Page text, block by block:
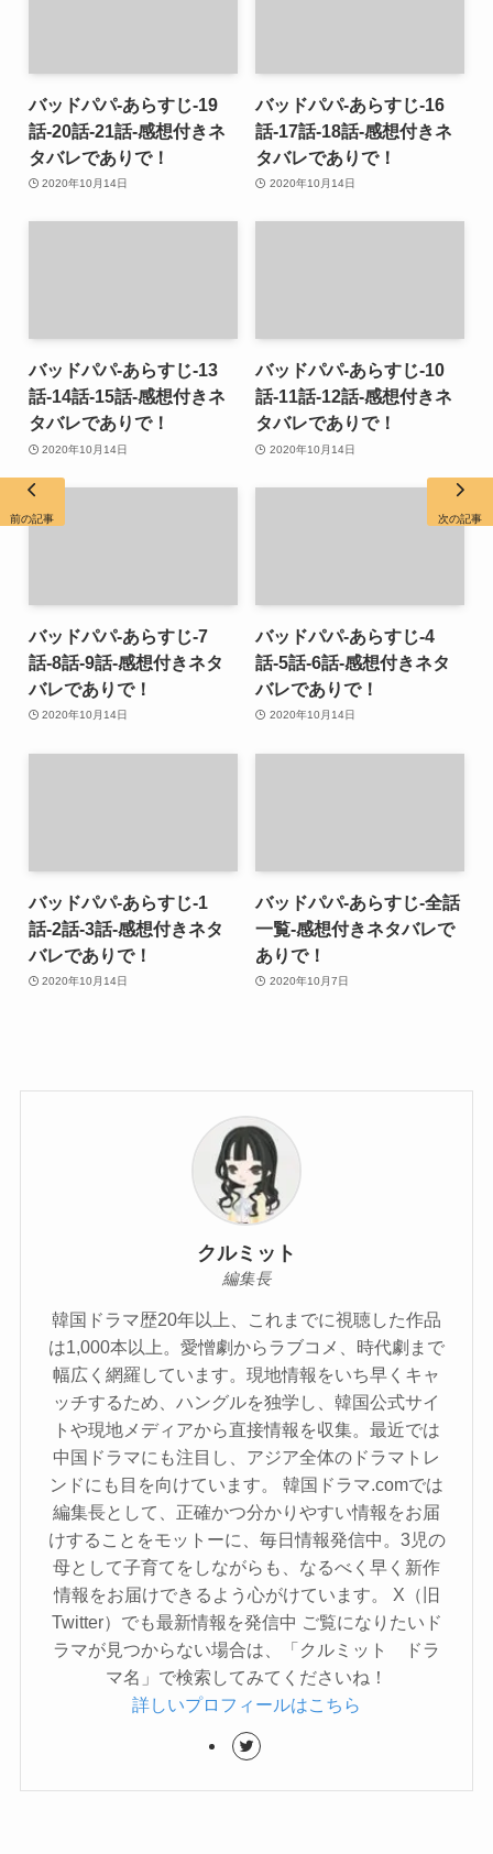
バッドパパ-あらすじ-19
話-20話-21話-感想付きネ
タバレでありで！
2020年10月14日
バッドパパ-あらすじ-16
話-17話-18話-感想付きネ
タバレでありで！
2020年10月14日
バッドパパ-あらすじ-13
話-14話-15話-感想付きネ
タバレでありで！
2020年10月14日
バッドパパ-あらすじ-10
話-11話-12話-感想付きネ
タバレでありで！
2020年10月14日
バッドパパ-あらすじ-7
話-8話-9話-感想付きネタ
バレでありで！
2020年10月14日
バッドパパ-あらすじ-4
話-5話-6話-感想付きネタ
バレでありで！
2020年10月14日
バッドパパ-あらすじ-1
話-2話-3話-感想付きネタ
バレでありで！
2020年10月14日
バッドパパ-あらすじ-全話
一覧-感想付きネタバレで
ありで！
2020年10月7日
クルミット
編集長
韓国ドラマ歴20年以上、これまでに視聴した作品
は1,000本以上。愛憎劇からラブコメ、時代劇まで
幅広く網羅しています。現地情報をいち早くキャ
ッチするため、ハングルを独学し、韓国公式サイ
トや現地メディアから直接情報を収集。最近では
中国ドラマにも注目し、アジア全体のドラマトレ
ンドにも目を向けています。 韓国ドラマ.comでは
編集長として、正確かつ分かりやすい情報をお届
けすることをモットーに、毎日情報発信中。3児の
母として子育てをしながらも、なるべく早く新作
情報をお届けできるよう心がけています。 X（旧
Twitter）でも最新情報を発信中 ご覧になりたいド
ラマが見つからない場合は、「クルミット ドラ
マ名」で検索してみてくださいね！
詳しいプロフィールはこちら
前の記事 次の記事